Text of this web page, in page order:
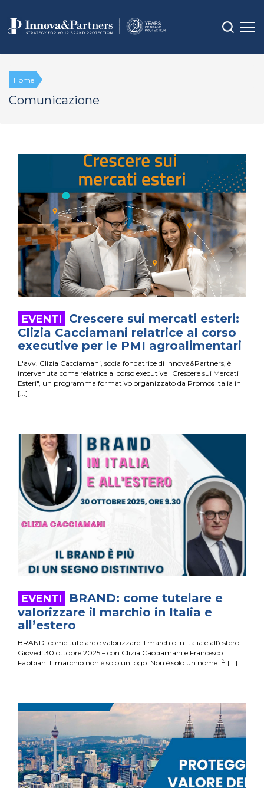
Home
Comunicazione
Crescere sui mercati esteri:
Clizia Cacciamani relatrice al corso
executive per le PMI agroalimentari
L'avv. Clizia Cacciamani, socia fondatrice di Innova&Partners, è
intervenuta come relatrice al corso executive "Crescere sui Mercati
Esteri", un programma formativo organizzato da Promos Italia in
BRAND: come tutelare e
valorizzare il marchio in Italia e
all’estero
BRAND: come tutelare e valorizzare il marchio in Italia e all’estero
Giovedì 30 ottobre 2025 – con Clizia Cacciamani e Francesco
Fabbiani Il marchio non è solo un logo. Non è solo un nome. È